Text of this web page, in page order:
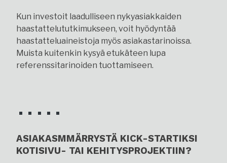
Kun investoit laadulliseen nykyasiakkaiden
haastattelututkimukseen, voit hyödyntää
haastatteluaineistoja myös asiakastarinoissa.
Muista kuitenkin kysyä etukäteen lupa
referenssitarinoiden tuottamiseen.
ASIAKASMMÄRRYSTÄ KICK-STARTIKSI
KOTISIVU- TAI KEHITYSPROJEKTIIN?